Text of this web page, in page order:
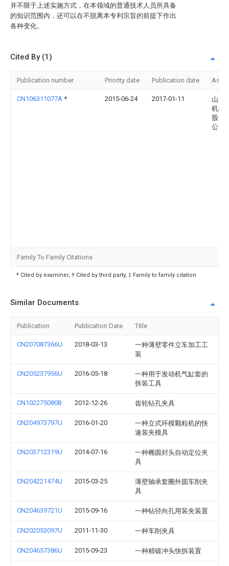
并不限于上述实施方式，在本领域的普通技术人员所具备
的知识范围内，还可以在不脱离本专利宗旨的前提下作出
各种变化。
Cited By (1)
Publication number Priority date Publication date
CN106311077A * 2015-06-24 2017-01-11
山东
机械
股份
公司
Family To Family Citations
* Cited by examiner, † Cited by third party, ‡ Family to family citation
Similar Documents
Publication Publication Date Title
CN207087366U 2018-03-13
一种薄壁零件立车加工工
装
CN205237956U 2016-05-18
一种用于发动机气缸套的
拆装工具
CN102275080B 2012-12-26 齿轮钻孔夹具
CN204973797U 2016-01-20
一种立式环模颗粒机的快
速装夹模具
CN203712319U 2014-07-16
一种椭圆封头自动定位夹
具
CN204221474U 2015-03-25
薄壁轴承套圈外圆车削夹
具
CN204639721U 2015-09-16 一种钻径向孔用装夹装置
CN202053097U 2011-11-30 一种车削夹具
CN204657386U 2015-09-23 一种精锻冲头快拆装置